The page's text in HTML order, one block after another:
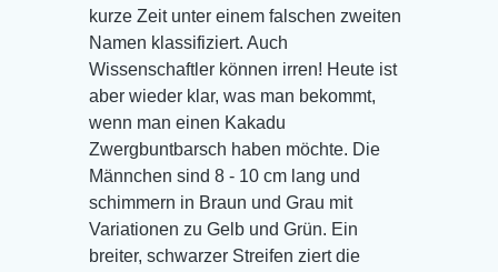
kurze Zeit unter einem falschen zweiten
Namen klassifiziert. Auch
Wissenschaftler können irren! Heute ist
aber wieder klar, was man bekommt,
wenn man einen Kakadu
Zwergbuntbarsch haben möchte. Die
Männchen sind 8 - 10 cm lang und
schimmern in Braun und Grau mit
Variationen zu Gelb und Grün. Ein
breiter, schwarzer Streifen ziert die